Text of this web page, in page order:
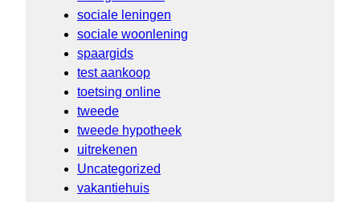
sociale leningen
sociale woonlening
spaargids
test aankoop
toetsing online
tweede
tweede hypotheek
uitrekenen
Uncategorized
vakantiehuis